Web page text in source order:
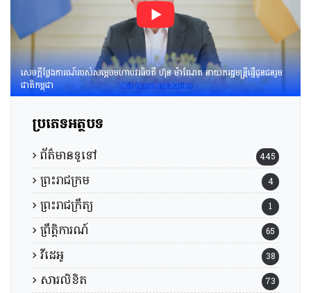
សេចក្តីថ្លែងការណ៍របស់សម្តេចមហាបវរធិបតី ហ៊ុន ម៉ាណែត នាយករដ្ឋមន្រ្តីផ្ញើជូនជនរួម
ជាតិកម្ពុជា
ប្រភេទអត្ថបទ
ព័ត៌មានទូទៅ 445
ព្រះរាជក្រម 4
ព្រះរាជក្រឹត្យ 1
ព្រឹត្តិការណ៍ 65
វីដេអូ 38
សារលិខិត 73